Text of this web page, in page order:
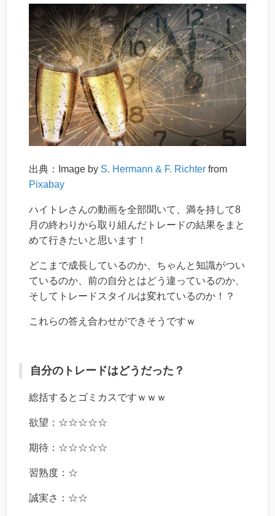
出典：Image by S. Hermann & F. Richter from
Pixabay
ハイトレさんの動画を全部聞いて、満を持して8
月の終わりから取り組んだトレードの結果をまと
めて行きたいと思います！
どこまで成長しているのか、ちゃんと知識がつい
ているのか、前の自分とはどう違っているのか、
そしてトレードスタイルは変れているのか！？
これらの答え合わせができそうですｗ
自分のトレードはどうだった？
総括するとゴミカスですｗｗｗ
欲望：☆☆☆☆☆
期待：☆☆☆☆☆
習熟度：☆
誠実さ：☆☆